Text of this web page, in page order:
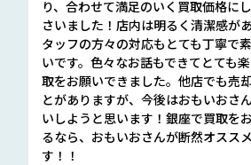
り、合わせて満足のいく買取価格に
さいました！店内は明るく清潔感が
タッフの方々の対応もとても丁寧で
いです。色々なお話もできてとても
取をお願いできました。他店でも売
とがありますが、今後はおもいおさ
いしようと思います！銀座で買取を
るなら、おもいおさんが断然オスス
す！！